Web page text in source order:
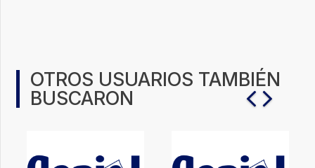
OTROS USUARIOS TAMBIÉN
BUSCARON